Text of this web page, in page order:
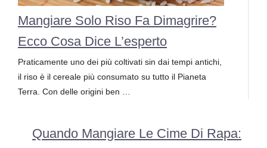
Mangiare Solo Riso Fa Dimagrire?
Ecco Cosa Dice L’esperto
Praticamente uno dei più coltivati sin dai tempi antichi,
il riso è il cereale più consumato su tutto il Pianeta
Terra. Con delle origini ben …
Quando Mangiare Le Cime Di Rapa: